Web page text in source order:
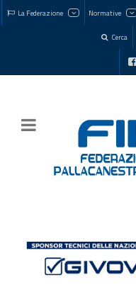
La Federazione Normative
Cerca